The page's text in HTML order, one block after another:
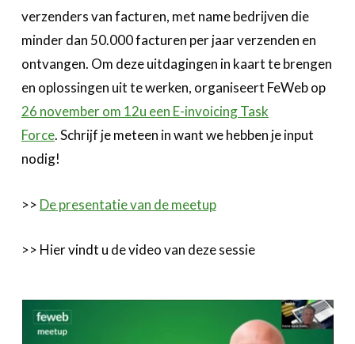
verzenders van facturen, met name bedrijven die
minder dan 50.000 facturen per jaar verzenden en
ontvangen. Om deze uitdagingen in kaart te brengen
en oplossingen uit te werken, organiseert FeWeb op
26 november om 12u een E-invoicing Task
Force. Schrijf je meteen in want we hebben je input
nodig!
>> De presentatie van de meetup
>> Hier vindt u de video van deze sessie